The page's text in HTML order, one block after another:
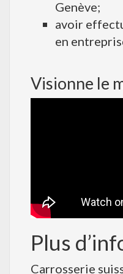
Genève;
avoir
en
Visionne le
Plus
Carrosserie